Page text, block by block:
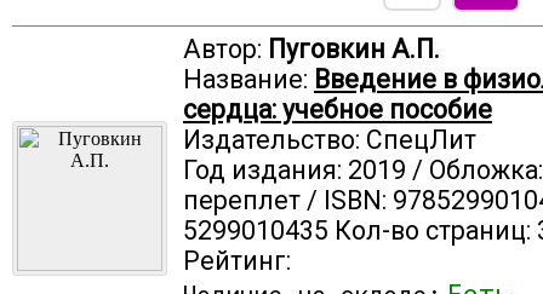
Автор: Пуговкин А.П.
Название: Введение в
сердца: учебное пособие
Издательство: СпецЛит
Год издания: 2019 /
переплет / ISBN:
5299010435 Кол-во страниц:
Рейтинг: